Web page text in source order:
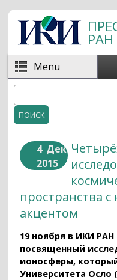
Перейти к основному
РАН
Menu
Форма поиска
4 Дек
2015
пространства
акцентом
19 ноября в ИКИ
посвященный
ионосферы,
Университета Осло